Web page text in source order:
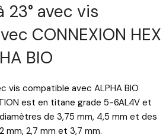
23° avec vis
CONNEXION HEX
BIO
vis compatible avec ALPHA BIO
est en titane grade 5-6AL4V et
de 3,75 mm, 4,5 mm et des
mm, 2,7 mm et 3,7 mm.